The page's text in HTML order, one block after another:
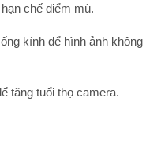
chế điểm mù.
kính để hình ảnh không
tăng tuổi thọ camera.